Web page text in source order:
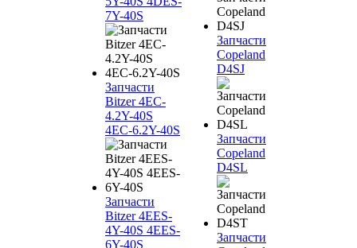
7Y-40S
Запчасти
Bitzer 4EC-
4.2Y-40S
4EC-6.2Y-40S
Запчасти
Bitzer 4EES-
4Y-40S 4EES-
6Y-40S
Запчасти
Copeland
D4SJ
Запчасти
Copeland
D4SL
Запчасти